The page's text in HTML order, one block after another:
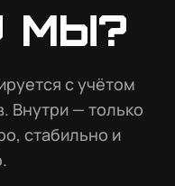
мы?
с учётом
Внутри — только
стабильно и